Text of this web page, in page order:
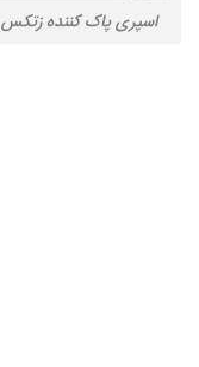
اسپری پاک کننده زتکس